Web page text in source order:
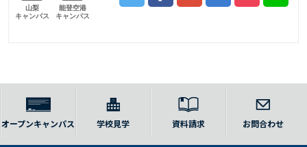
山梨
キャンパス
能登空港
キャンパス
オープンキャンパス 学校見学 資料請求 お問合わせ